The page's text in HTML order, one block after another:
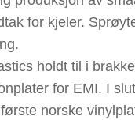
for kjeler.
holdt til i
for EMI. I
norske